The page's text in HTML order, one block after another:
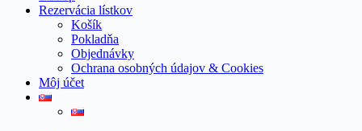
Rezervácia lístkov
Košík
Pokladňa
Objednávky
Ochrana osobných údajov & Cookies
Môj účet